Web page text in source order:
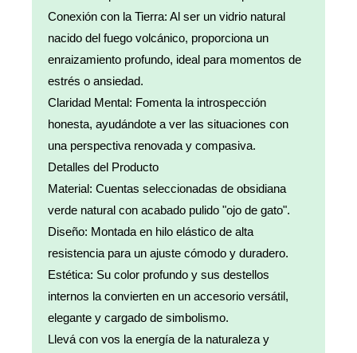
Conexión con la Tierra: Al ser un vidrio natural
nacido del fuego volcánico, proporciona un
enraizamiento profundo, ideal para momentos de
estrés o ansiedad.
Claridad Mental: Fomenta la introspección
honesta, ayudándote a ver las situaciones con
una perspectiva renovada y compasiva.
Detalles del Producto
Material: Cuentas seleccionadas de obsidiana
verde natural con acabado pulido "ojo de gato".
Diseño: Montada en hilo elástico de alta
resistencia para un ajuste cómodo y duradero.
Estética: Su color profundo y sus destellos
internos la convierten en un accesorio versátil,
elegante y cargado de simbolismo.
Llevá con vos la energía de la naturaleza y